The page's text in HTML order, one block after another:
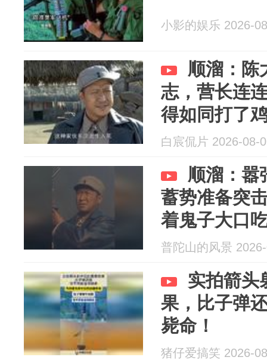
小影的娱乐 2026-
顺溜：陈
志，营长连
得如同打了
白宸侃片 2026-08-
顺溜：嚣
蓄势准备突
着鬼子大口
普陀山的风景
实拍箭头
果，比子弹
毙命！
猪仔爱搞笑 2026-